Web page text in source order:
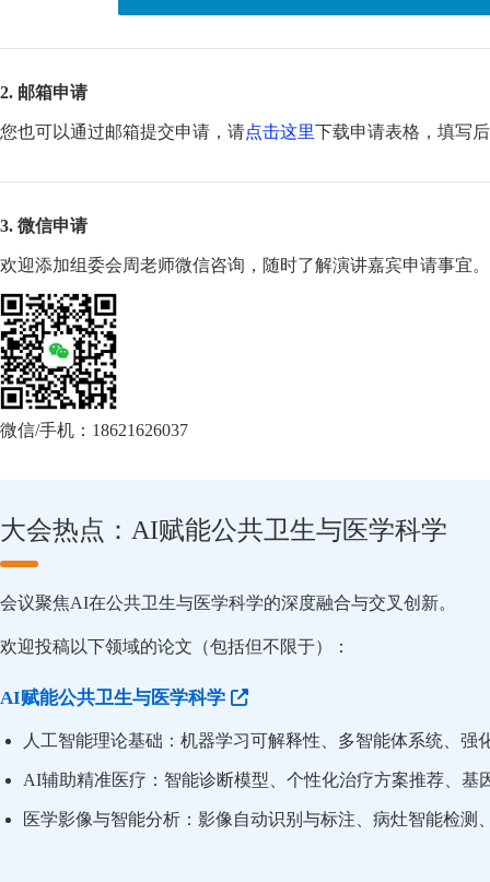
2. 邮箱申请
您也可以通过邮箱提交申请，请点击这里下载申请表格，填写
3. 微信申请
欢迎添加组委会周老师微信咨询，随时了解演讲嘉宾申请事宜。
微信/手机：18621626037
大会热点：AI赋能公共卫生与医学科学
会议聚焦AI在公共卫生与医学科学的深度融合与交叉创新。
欢迎投稿以下领域的论文（包括但不限于）：
AI赋能公共卫生与医学科学
人工智能理论基础：机器学习可解释性、多智能体系统、强
AI辅助精准医疗：智能诊断模型、个性化治疗方案推荐、基
医学影像与智能分析：影像自动识别与标注、病灶智能检测